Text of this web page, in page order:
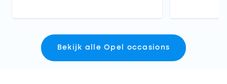
Bekijk alle Opel occasions